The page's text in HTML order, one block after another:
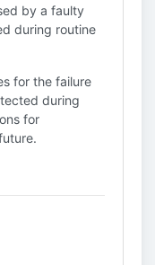
by a faulty
during routine
for the failure
during
for